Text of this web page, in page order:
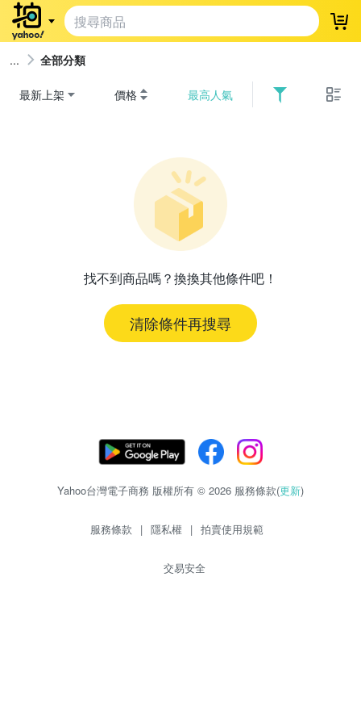
登
全部分類
最新上架 價格 最高人氣
找不到商品嗎？換換其他條件吧！
清除條件再搜尋
Yahoo台灣電子商務 版權所有 © 2026 服務條款(更新)
服務條款 | 隱私權 | 拍賣使用規範
交易安全